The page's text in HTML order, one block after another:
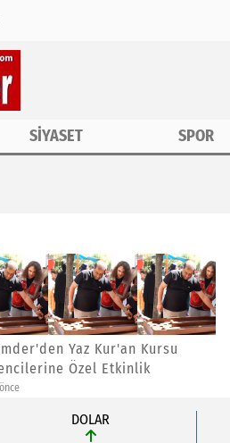
SİYASET SPOR
CHP İstanbul'da İlçe
Başkanlıklarına Atama Yaptı
DOLAR